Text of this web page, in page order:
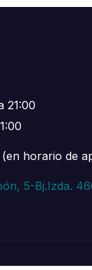
21:00
horario de
5-Bj.Izda.